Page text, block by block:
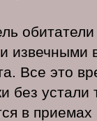
извечными
Все это
без
в приемах